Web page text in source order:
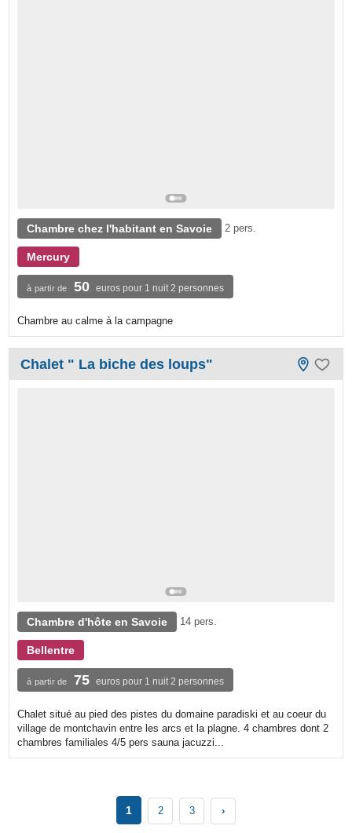
Chambre chez l'habitant en Savoie 2 pers.
Mercury
à partir de 50 euros pour 1 nuit 2 personnes
Chambre au calme à la campagne
Chalet " La biche des loups"
Chambre d'hôte en Savoie 14 pers.
Bellentre
à partir de 75 euros pour 1 nuit 2 personnes
Chalet situé au pied des pistes du domaine paradiski et au coeur du
village de montchavin entre les arcs et la plagne. 4 chambres dont 2
chambres familiales 4/5 pers sauna jacuzzi...
1 2 3 ›